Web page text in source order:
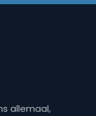
allemaal,